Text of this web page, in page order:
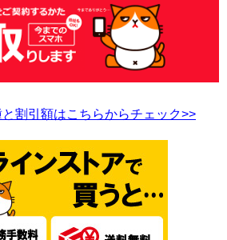
割引額はこちらからチェック>>